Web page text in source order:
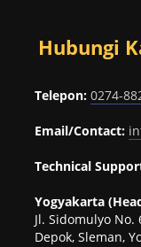
Hubungi
Telepon: 0274-
Email/Contact:
Technical
Yogyakarta
Jl. Sidomulyo
Depok, Sleman,